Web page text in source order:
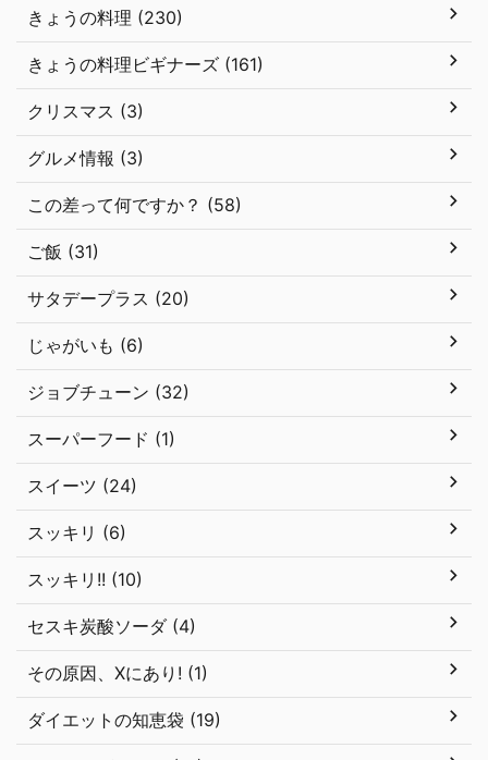
きょうの料理 (230)
きょうの料理ビギナーズ (161)
クリスマス (3)
グルメ情報 (3)
この差って何ですか？ (58)
ご飯 (31)
サタデープラス (20)
じゃがいも (6)
ジョブチューン (32)
スーパーフード (1)
スイーツ (24)
スッキリ (6)
スッキリ!! (10)
セスキ炭酸ソーダ (4)
その原因、Xにあり! (1)
ダイエットの知恵袋 (19)